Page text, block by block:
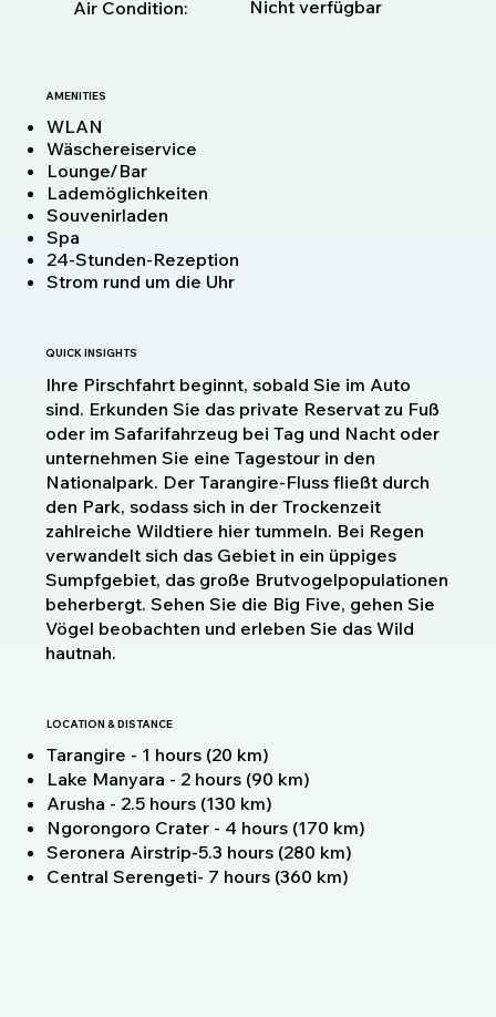
Air Condition:
Nicht verfügbar
AMENITIES
WLAN
Wäschereiservice
Lounge/Bar
Lademöglichkeiten
Souvenirladen
Spa
24-Stunden-Rezeption
Strom rund um die Uhr
QUICK INSIGHTS
Ihre Pirschfahrt beginnt, sobald Sie im Auto
sind. Erkunden Sie das private Reservat zu Fuß
oder im Safarifahrzeug bei Tag und Nacht oder
unternehmen Sie eine Tagestour in den
Nationalpark. Der Tarangire-Fluss fließt durch
den Park, sodass sich in der Trockenzeit
zahlreiche Wildtiere hier tummeln. Bei Regen
verwandelt sich das Gebiet in ein üppiges
Sumpfgebiet, das große Brutvogelpopulationen
beherbergt. Sehen Sie die Big Five, gehen Sie
Vögel beobachten und erleben Sie das Wild
hautnah.
LOCATION & DISTANCE
Tarangire - 1 hours (20 km)
Lake Manyara - 2 hours (90 km)
Arusha - 2.5 hours (130 km)
Ngorongoro Crater - 4 hours (170 km)
Seronera Airstrip-5.3 hours (280 km)
Central Serengeti- 7 hours (360 km)